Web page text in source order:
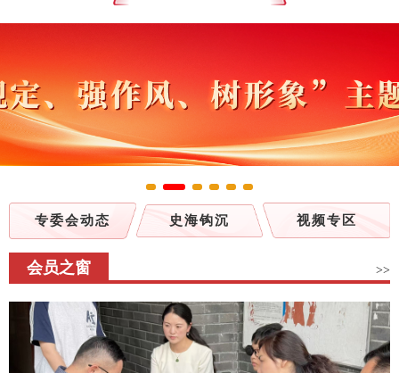
专委会动态 史海钩沉 视频专区
会员之窗 >>